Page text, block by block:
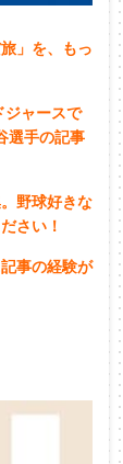
」を、もっ
ジャースで
選手の記事
野球好きな
さい！
事の経験が